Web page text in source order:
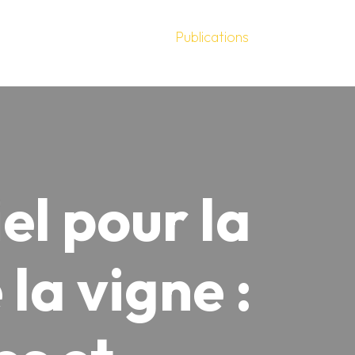
Publications
pour la
vigne :